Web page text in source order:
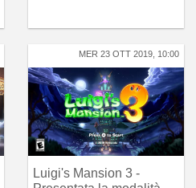
MER 23 OTT 2019, 10:00
Luigi's Mansion 3 -